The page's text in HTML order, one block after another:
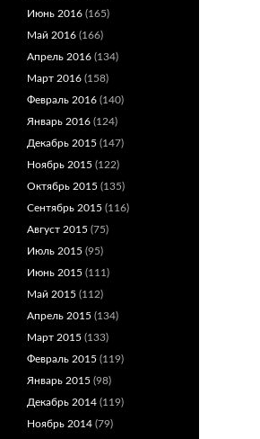
Июнь 2016 (165)
Май 2016 (166)
Апрель 2016 (134)
Март 2016 (158)
Февраль 2016 (140)
Январь 2016 (124)
Декабрь 2015 (147)
Ноябрь 2015 (122)
Октябрь 2015 (135)
Сентябрь 2015 (116)
Август 2015 (75)
Июль 2015 (95)
Июнь 2015 (111)
Май 2015 (112)
Апрель 2015 (134)
Март 2015 (133)
Февраль 2015 (119)
Январь 2015 (98)
Декабрь 2014 (119)
Ноябрь 2014 (79)